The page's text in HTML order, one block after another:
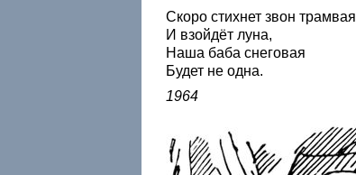
Скоро стихнет звон трамвая
И взойдёт луна,
Наша баба снеговая
Будет не одна.
1964